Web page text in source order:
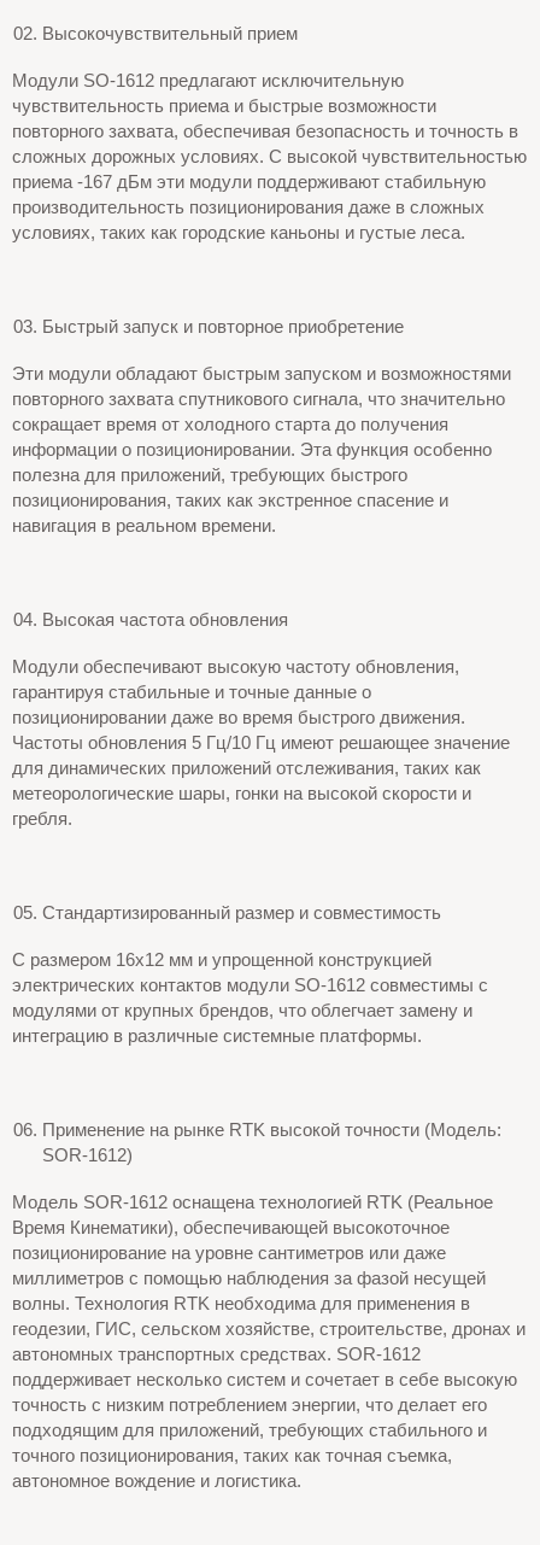
Высокочувствительный прием
Модули SO-1612 предлагают исключительную
чувствительность приема и быстрые возможности
повторного захвата, обеспечивая безопасность и точность в
сложных дорожных условиях. С высокой чувствительностью
приема -167 дБм эти модули поддерживают стабильную
производительность позиционирования даже в сложных
условиях, таких как городские каньоны и густые леса.
Быстрый запуск и повторное приобретение
Эти модули обладают быстрым запуском и возможностями
повторного захвата спутникового сигнала, что значительно
сокращает время от холодного старта до получения
информации о позиционировании. Эта функция особенно
полезна для приложений, требующих быстрого
позиционирования, таких как экстренное спасение и
навигация в реальном времени.
Высокая частота обновления
Модули обеспечивают высокую частоту обновления,
гарантируя стабильные и точные данные о
позиционировании даже во время быстрого движения.
Частоты обновления 5 Гц/10 Гц имеют решающее значение
для динамических приложений отслеживания, таких как
метеорологические шары, гонки на высокой скорости и
гребля.
Стандартизированный размер и совместимость
С размером 16x12 мм и упрощенной конструкцией
электрических контактов модули SO-1612 совместимы с
модулями от крупных брендов, что облегчает замену и
интеграцию в различные системные платформы.
Применение на рынке RTK высокой точности (Модель:
SOR-1612)
Модель SOR-1612 оснащена технологией RTK (Реальное
Время Кинематики), обеспечивающей высокоточное
позиционирование на уровне сантиметров или даже
миллиметров с помощью наблюдения за фазой несущей
волны. Технология RTK необходима для применения в
геодезии, ГИС, сельском хозяйстве, строительстве, дронах и
автономных транспортных средствах. SOR-1612
поддерживает несколько систем и сочетает в себе высокую
точность с низким потреблением энергии, что делает его
подходящим для приложений, требующих стабильного и
точного позиционирования, таких как точная съемка,
автономное вождение и логистика.